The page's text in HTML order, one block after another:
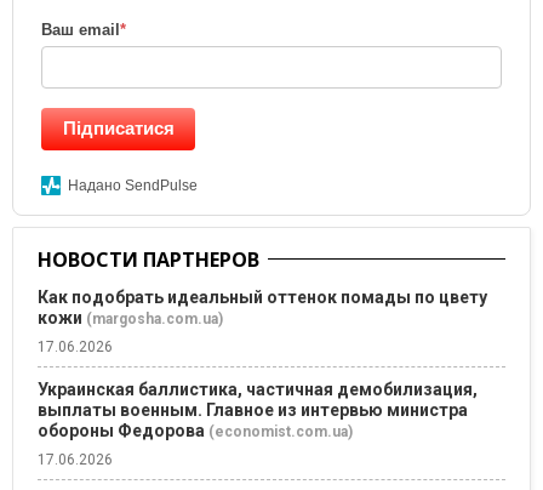
Ваш email *
Підписатися
Надано SendPulse
НОВОСТИ ПАРТНЕРОВ
Как подобрать идеальный оттенок помады по цвету
кожи (margosha.com.ua)
17.06.2026
Украинская баллистика, частичная демобилизация,
выплаты военным. Главное из интервью министра
обороны Федорова (economist.com.ua)
17.06.2026